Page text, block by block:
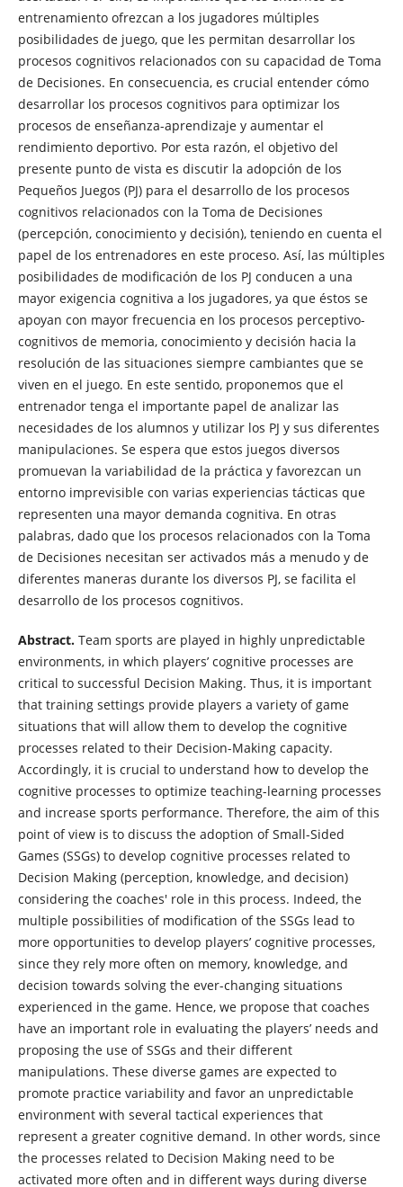
entrenamiento ofrezcan a los jugadores múltiples
posibilidades de juego, que les permitan desarrollar los
procesos cognitivos relacionados con su capacidad de Toma
de Decisiones. En consecuencia, es crucial entender cómo
desarrollar los procesos cognitivos para optimizar los
procesos de enseñanza-aprendizaje y aumentar el
rendimiento deportivo. Por esta razón, el objetivo del
presente punto de vista es discutir la adopción de los
Pequeños Juegos (PJ) para el desarrollo de los procesos
cognitivos relacionados con la Toma de Decisiones
(percepción, conocimiento y decisión), teniendo en cuenta el
papel de los entrenadores en este proceso. Así, las múltiples
posibilidades de modificación de los PJ conducen a una
mayor exigencia cognitiva a los jugadores, ya que éstos se
apoyan con mayor frecuencia en los procesos perceptivo-
cognitivos de memoria, conocimiento y decisión hacia la
resolución de las situaciones siempre cambiantes que se
viven en el juego. En este sentido, proponemos que el
entrenador tenga el importante papel de analizar las
necesidades de los alumnos y utilizar los PJ y sus diferentes
manipulaciones. Se espera que estos juegos diversos
promuevan la variabilidad de la práctica y favorezcan un
entorno imprevisible con varias experiencias tácticas que
representen una mayor demanda cognitiva. En otras
palabras, dado que los procesos relacionados con la Toma
de Decisiones necesitan ser activados más a menudo y de
diferentes maneras durante los diversos PJ, se facilita el
desarrollo de los procesos cognitivos.
Abstract. Team sports are played in highly unpredictable
environments, in which players’ cognitive processes are
critical to successful Decision Making. Thus, it is important
that training settings provide players a variety of game
situations that will allow them to develop the cognitive
processes related to their Decision-Making capacity.
Accordingly, it is crucial to understand how to develop the
cognitive processes to optimize teaching-learning processes
and increase sports performance. Therefore, the aim of this
point of view is to discuss the adoption of Small-Sided
Games (SSGs) to develop cognitive processes related to
Decision Making (perception, knowledge, and decision)
considering the coaches' role in this process. Indeed, the
multiple possibilities of modification of the SSGs lead to
more opportunities to develop players’ cognitive processes,
since they rely more often on memory, knowledge, and
decision towards solving the ever-changing situations
experienced in the game. Hence, we propose that coaches
have an important role in evaluating the players’ needs and
proposing the use of SSGs and their different
manipulations. These diverse games are expected to
promote practice variability and favor an unpredictable
environment with several tactical experiences that
represent a greater cognitive demand. In other words, since
the processes related to Decision Making need to be
activated more often and in different ways during diverse